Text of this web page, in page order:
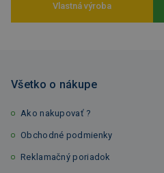
Vlastná výroba
Všetko o nákupe
Ako nakupovať ?
Obchodné podmienky
Reklamačný poriadok